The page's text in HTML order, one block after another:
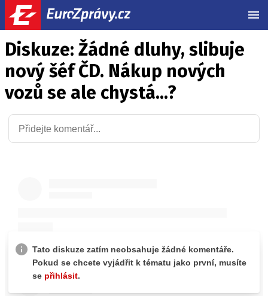
Diskuze: Žádné dluhy, slibuje
nový šéf ČD. Nákup nových
vozů se ale chystá...?